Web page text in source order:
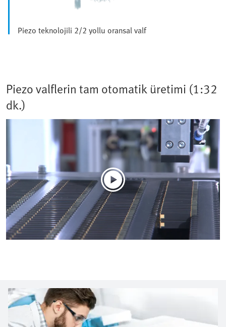
Piezo teknolojili 2/2 yollu oransal valf
Piezo valflerin tam otomatik üretimi (1:32
dk.)